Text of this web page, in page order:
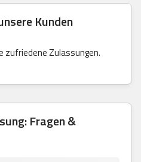
Kunden
Zulassungen.
Fragen &